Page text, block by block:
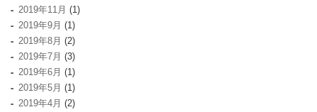
2019年11月 (1)
2019年9月 (1)
2019年8月 (2)
2019年7月 (3)
2019年6月 (1)
2019年5月 (1)
2019年4月 (2)